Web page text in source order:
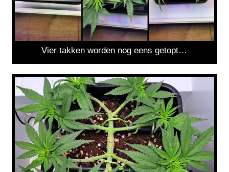
Vier takken worden nog eens getopt…